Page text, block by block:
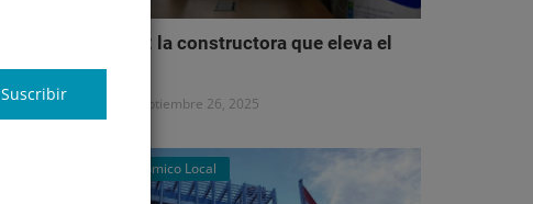
Suscribir
Salum & Wenz: la constructora que eleva el
estándar del...
NewsAdmin Septiembre 26, 2025
Panorama Económico Local